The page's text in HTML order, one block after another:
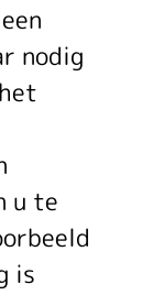
nodig
u te
is